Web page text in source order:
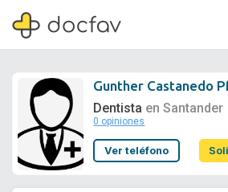
Soporte
Gunther Castanedo
Dentista en Santander
0 opiniones
Ver teléfono